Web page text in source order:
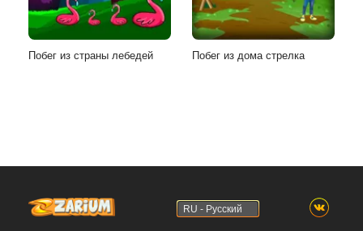
Побег из страны лебедей Побег из дома стрелка
RU - Русский